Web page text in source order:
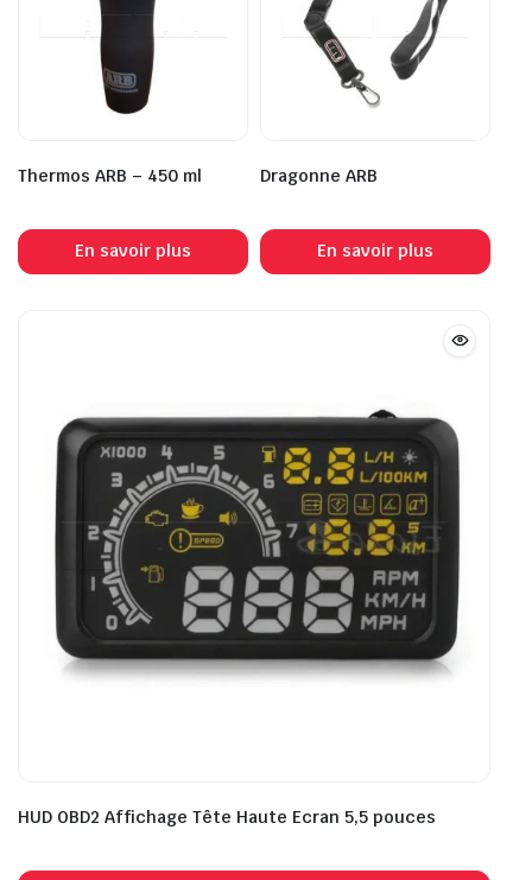
Thermos ARB – 450 ml
En savoir plus
Dragonne ARB
En savoir plus
HUD OBD2 Affichage Tête Haute Ecran 5,5 pouces